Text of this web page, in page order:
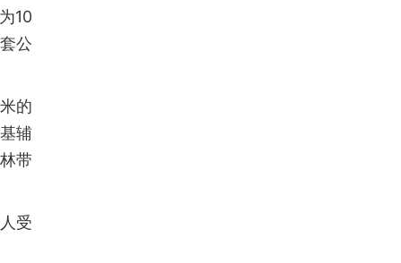
10
公
的
辅
带
受